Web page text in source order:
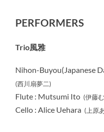
PERFORMERS
Trio風雅
Nihon-Buyou(Japanese
(西川扇夢二)
Flute : Mutsumi Ito (伊藤
Cello : Alice Uehara (上原